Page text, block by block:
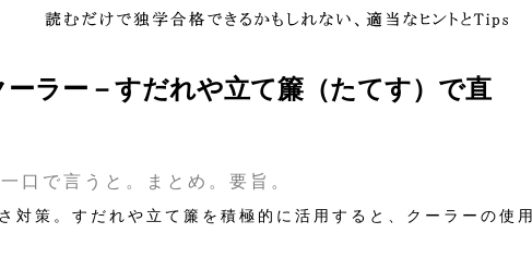
ーラー－すだれや立て簾（たてす）で直
口で言うと。まとめ。要旨。
対策。すだれや立て簾を積極的に活用すると、クーラーの使用